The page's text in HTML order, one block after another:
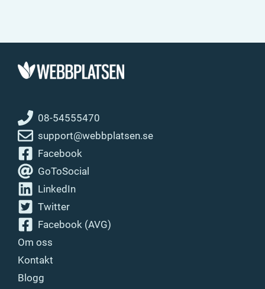
08-54555470
support@webbplatsen.se
Facebook
GoToSocial
LinkedIn
Twitter
Facebook (AVG)
Om oss
Kontakt
Blogg